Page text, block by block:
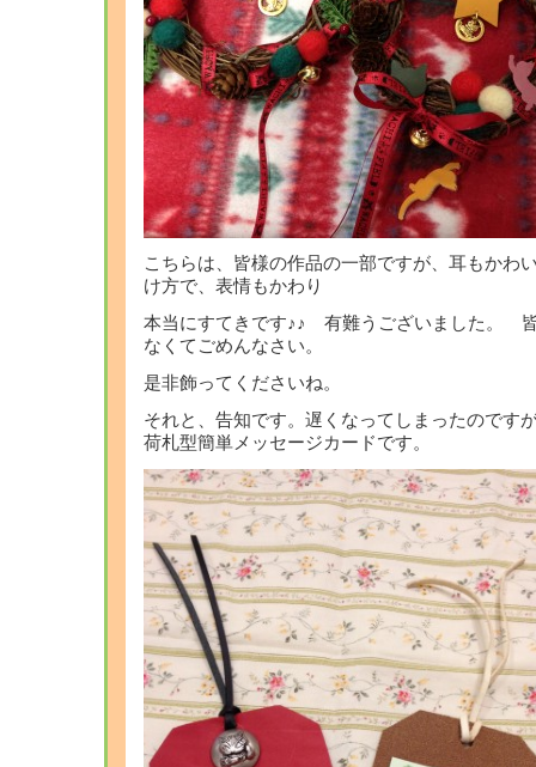
こちらは、皆様の作品の一部ですが、耳もかわ
け方で、表情もかわり
本当にすてきです♪♪ 有難うございました。
なくてごめんなさい。
是非飾ってくださいね。
それと、告知です。遅くなってしまったのです
荷札型簡単メッセージカードです。